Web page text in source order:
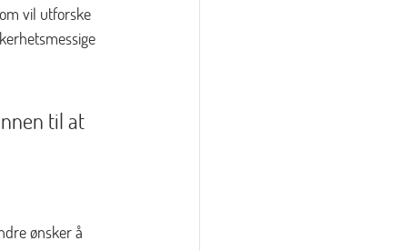
vil utforske
til at
ønsker å